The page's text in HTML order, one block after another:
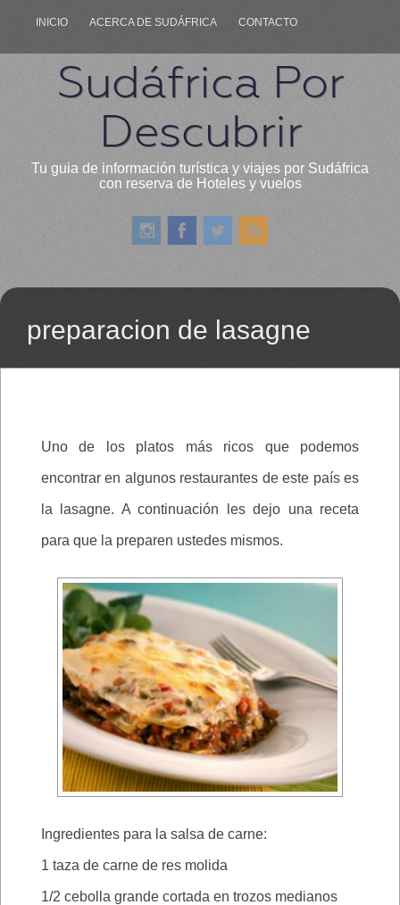
INICIO ACERCA DE SUDÁFRICA CONTACTO
Sudáfrica Por
Descubrir
Tu guia de información turística y viajes por Sudáfrica
con reserva de Hoteles y vuelos
preparacion de lasagne
Uno de los platos más ricos que podemos
encontrar en algunos restaurantes de este país es
la lasagne. A continuación les dejo una receta
para que la preparen ustedes mismos.
Ingredientes para la salsa de carne:
1 taza de carne de res molida
1/2 cebolla grande cortada en trozos medianos